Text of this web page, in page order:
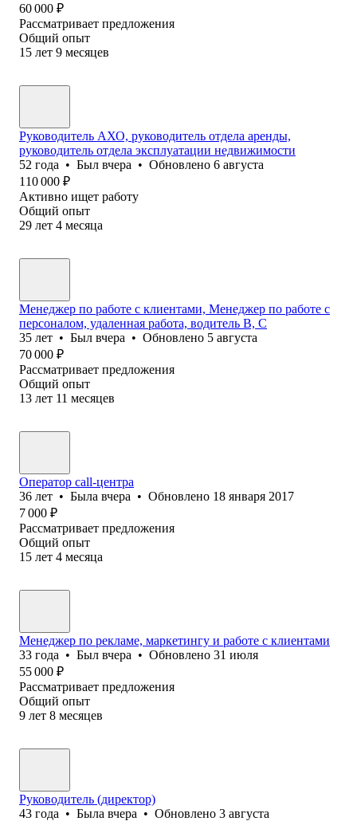
60 000 ₽
Рассматривает предложения
Общий опыт
15 лет 9 месяцев
Руководитель АХО, руководитель отдела аренды,
руководитель отдела эксплуатации недвижимости
52 года • Был вчера • Обновлено 6 августа
110 000 ₽
Активно ищет работу
Общий опыт
29 лет 4 месяца
Менеджер по работе с клиентами, Менеджер по работе с
персоналом, удаленная работа, водитель B, C
35 лет • Был вчера • Обновлено 5 августа
70 000 ₽
Рассматривает предложения
Общий опыт
13 лет 11 месяцев
Оператор call-центра
36 лет • Была вчера • Обновлено 18 января 2017
7 000 ₽
Рассматривает предложения
Общий опыт
15 лет 4 месяца
Менеджер по рекламе, маркетингу и работе с клиентами
33 года • Был вчера • Обновлено 31 июля
55 000 ₽
Рассматривает предложения
Общий опыт
9 лет 8 месяцев
Руководитель (директор)
43 года • Была вчера • Обновлено 3 августа